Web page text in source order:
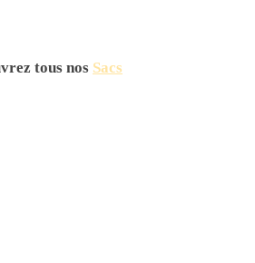
tous nos Sacs